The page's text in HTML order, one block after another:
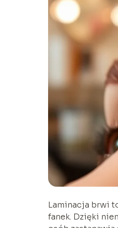
Laminacja brwi
fanek. Dzięki